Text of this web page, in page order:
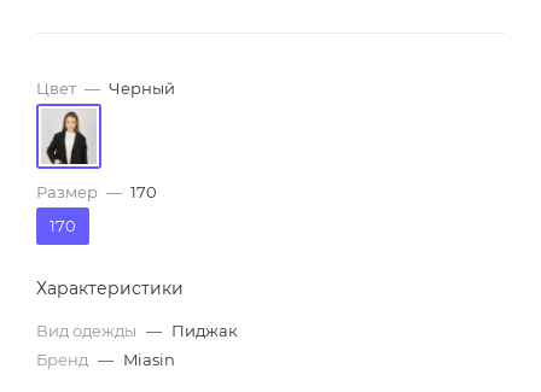
Цвет — Черный
Размер — 170
170
Характеристики
Вид одежды — Пиджак
Бренд — Miasin